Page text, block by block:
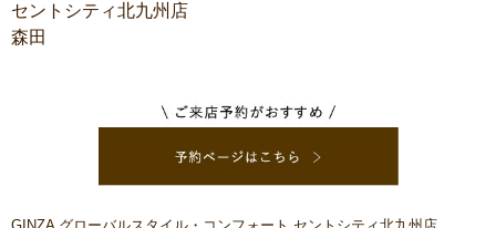
セントシティ北九州店
森田